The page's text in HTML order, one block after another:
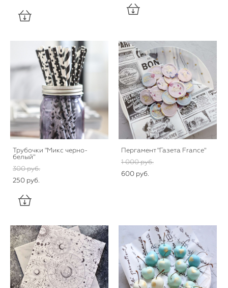
Трубочки "Микс черно-
белый"
300 pуб.
250 pуб.
Пергамент "Газета France"
1 000 pуб.
600 pуб.